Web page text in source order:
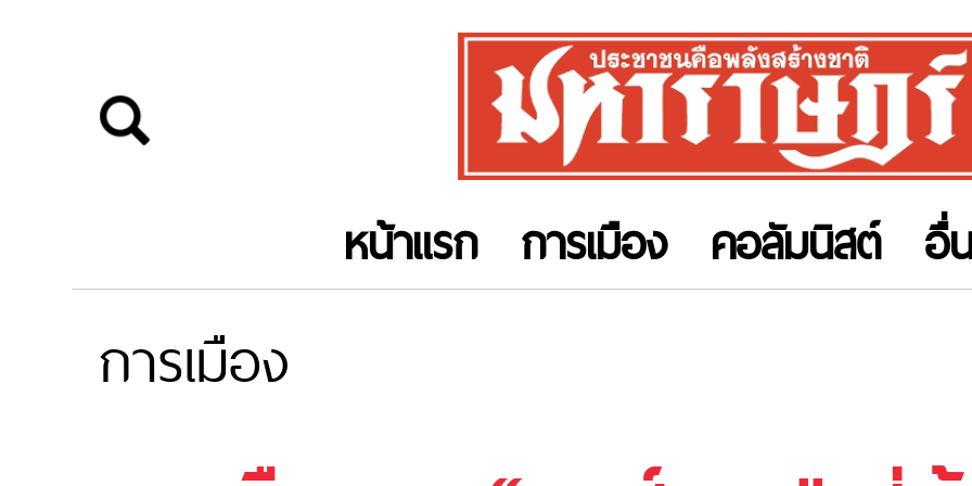
หน้าแรก การเมือง คอลัมนิสต์ อื่
การเมือง